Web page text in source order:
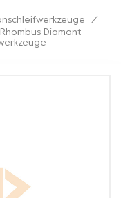
/
Diamant-